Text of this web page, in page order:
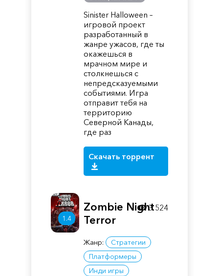
Sinister Halloween –
игровой проект
разработанный в
жанре ужасов, где ты
окажешься в
мрачном мире и
столкнешься с
непредсказуемыми
событиями. Игра
отправит тебя на
территорию
Северной Канады,
где раз
Скачать торрент
1.4
Zombie Night
Terror
Жанр:
Стратегии
Платформеры
Инди игры
3 524